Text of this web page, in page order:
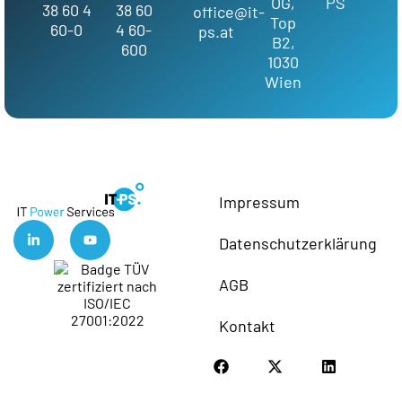
38 60 4
60-0
38 60
4 60-
600
office@it-
ps.at
Top
B2,
1030
Wien
Impressum
Datenschutzerklärung
AGB
Kontakt